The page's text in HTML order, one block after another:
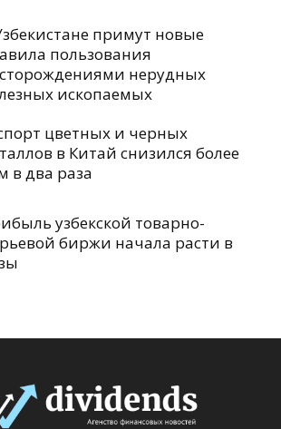
примут новые
пользования
нерудных
ископаемых
цветных и черных
в Китай снизился более
в два раза
узбекской товарно-
биржи начала расти в